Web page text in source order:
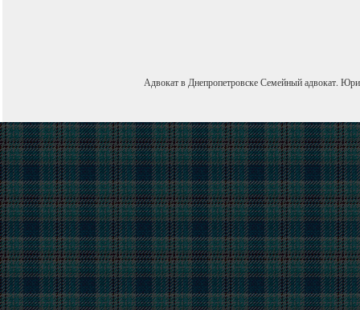
Адвокат в ДнепропетровскеСемейный адвокат.